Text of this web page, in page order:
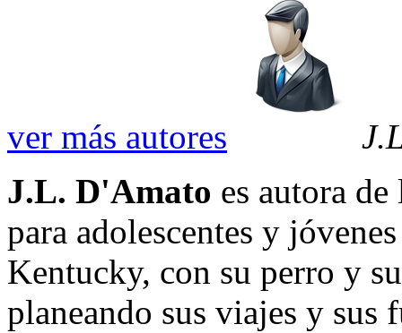
ver más autores
J.L. D'Amato es autora
para adolescentes y
Kentucky, con su perro y
planeando sus viajes y sus